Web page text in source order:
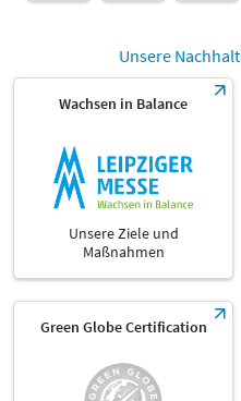
Unsere
Wachsen in Balance
Unsere Ziele und
Maßnahmen
Green Globe Certification